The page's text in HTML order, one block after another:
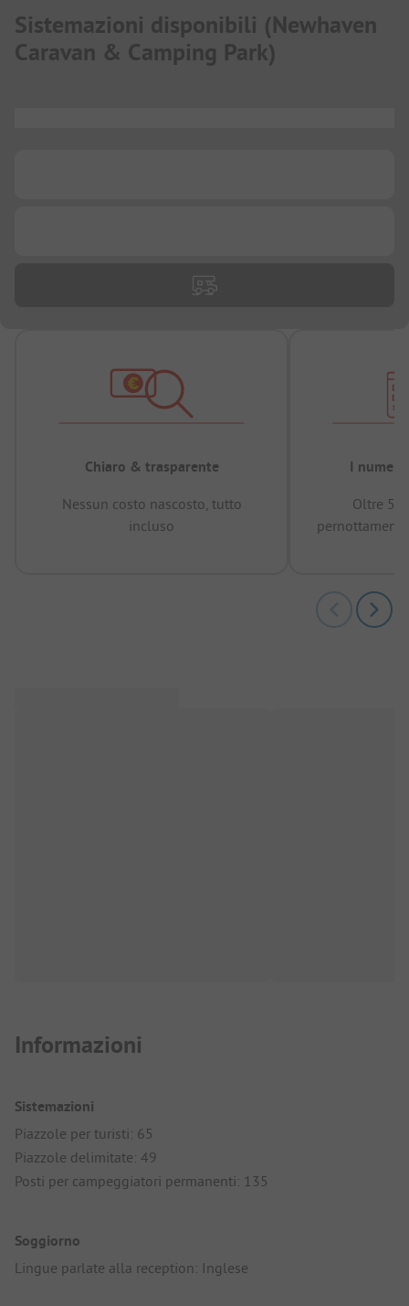
Sistemazioni disponibili (Newhaven
Caravan & Camping Park)
Chiaro & trasparente
Nessun costo nascosto, tutto
incluso
I numeri
Oltre
Informazioni
Sistemazioni
Piazzole per turisti: 65
Piazzole delimitate: 49
Posti per campeggiatori permanenti: 135
Soggiorno
Lingue parlate alla reception: Inglese